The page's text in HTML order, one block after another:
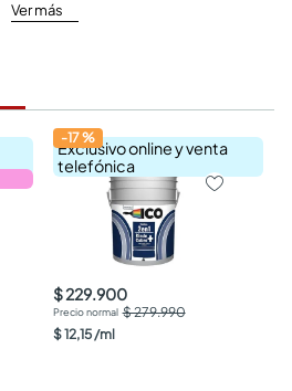
Ver más
Exclusivo online y venta
telefónica
-17%
$ 229.900
$ 279.990
$12,15 /ml